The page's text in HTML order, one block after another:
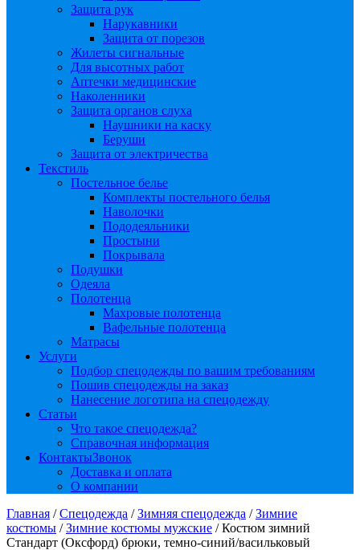
Защита рук
Нарукавники
Защита от порезов
Жилеты сигнальные
Для высотных работ
Аптечки медицинские
Наколенники
Защита органов слуха
Наушники на каску
Беруши
Защита от электричества
Текстиль
Постельное белье
Комплекты постельного белья
Наволочки
Пододеяльники
Простыни
Покрывала
Подушки
Одеяла
Полотенца
Махровые полотенца
Вафельные полотенца
Матрасы
Услуги
Подбор спецодежды по вашим требованиям
Пошив спецодежды на заказ
Нанесение логотипа на спецодежду
Статьи
Что такое спецодежда?
Справочная информация
КонтактыЗвонок
Доставка и оплата
О компании
Главная /Спецодежда /Зимняя спецодежда /Зимние
костюмы /Зимние костюмы мужские / Костюм зимний
Стандарт (Оксфорд) брюки, темно-синий/васильковый